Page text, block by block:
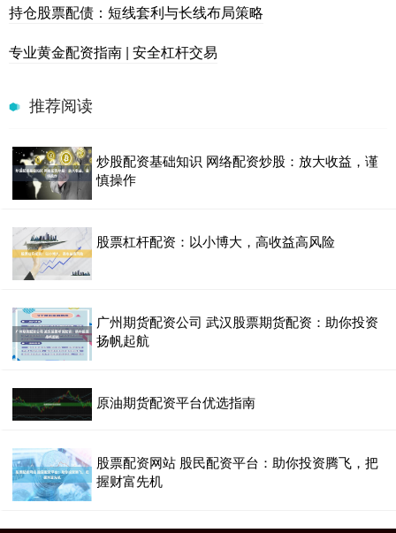
持仓股票配债：短线套利与长线布局策略
专业黄金配资指南 | 安全杠杆交易
推荐阅读
炒股配资基础知识 网络配资炒股：放大收益，谨
慎操作
股票杠杆配资：以小博大，高收益高风险
广州期货配资公司 武汉股票期货配资：助你投资
扬帆起航
原油期货配资平台优选指南
股票配资网站 股民配资平台：助你投资腾飞，把
握财富先机